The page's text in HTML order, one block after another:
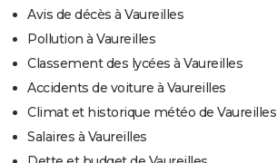
Avis de décès à Vaureilles
Pollution à Vaureilles
Classement des lycées à Vaureilles
Accidents de voiture à Vaureilles
Climat et historique météo de Vaureilles
Salaires à Vaureilles